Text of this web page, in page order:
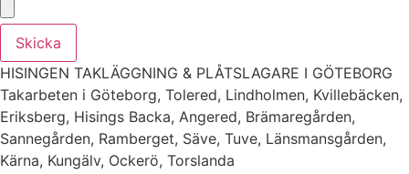
Skicka
HISINGEN TAKLÄGGNING & PLÅTSLAGARE I GÖTEBORG
Takarbeten i Göteborg, Tolered, Lindholmen, Kvillebäcken,
Eriksberg, Hisings Backa, Angered, Brämaregården,
Sannegården, Ramberget, Säve, Tuve, Länsmansgården,
Kärna, Kungälv, Ockerö, Torslanda